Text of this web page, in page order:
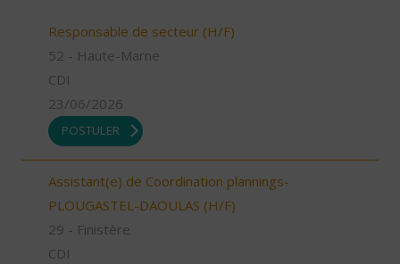
Responsable de secteur (H/F)
52 - Haute-Marne
CDI
23/06/2026
POSTULER
Assistant(e) de Coordination plannings-
PLOUGASTEL-DAOULAS (H/F)
29 - Finistère
CDI